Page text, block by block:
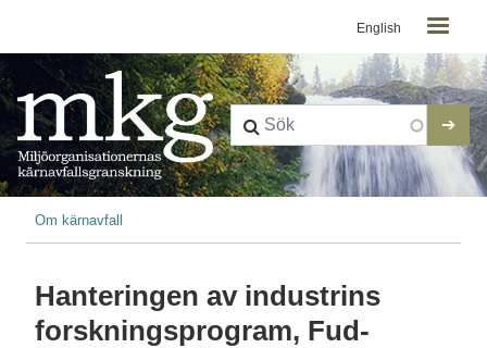
Kontaktmeny
English
Länkstig
Om kärnavfall
Hanteringen av industrins
forskningsprogram, Fud-